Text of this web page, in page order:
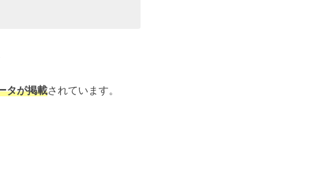
タが掲載されています。